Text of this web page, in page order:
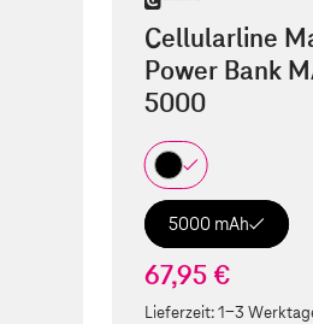
Cellularline
Power Bank
5000
5000 mAh
67,95 €
Lieferzeit:1-3